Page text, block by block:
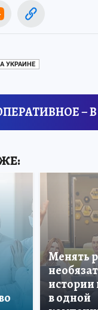
УКРАИНЕ
–
Менять
истории
в одной